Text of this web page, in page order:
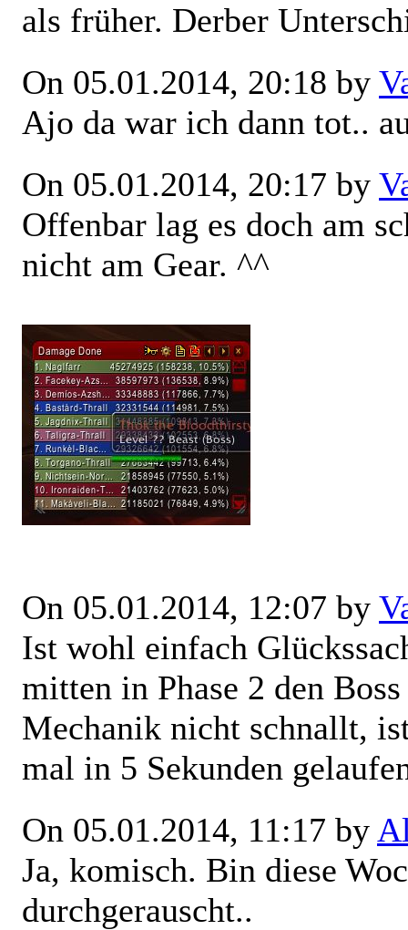
als früher. Derber
On 05.01.2014, 20:18 by
Ajo da war ich dann tot..
On 05.01.2014, 20:17 by
Offenbar lag es doch am
nicht am Gear. ^^
On 05.01.2014, 12:07 by
Ist wohl einfach
mitten in Phase 2 den
Mechanik nicht schnallt,
mal in 5 Sekunden
On 05.01.2014, 11:17 by
Ja, komisch. Bin diese
durchgerauscht..